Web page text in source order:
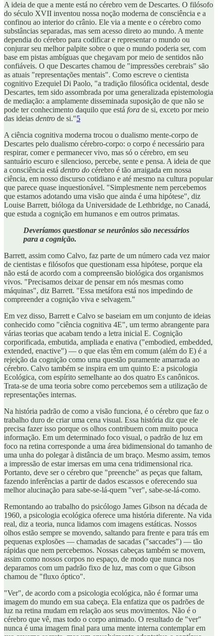
A ideia de que a mente está no cérebro vem de Descartes. O filósofo
do século XVII inventou nossa noção moderna de consciência e a
confinou ao interior do crânio. Ele via a mente e o cérebro como
substâncias separadas, mas sem acesso direto ao mundo. A mente
dependia do cérebro para codificar e representar o mundo ou
conjurar seu melhor palpite sobre o que o mundo poderia ser, com
base em pistas ambíguas que chegavam por meio de sentidos não
confiáveis. O que Descartes chamou de "impressões cerebrais" são
as atuais "representações mentais". Como escreve o cientista
cognitivo Ezequiel Di Paolo, "a tradição filosófica ocidental, desde
Descartes, tem sido assombrada por uma generalizada epistemologia
de mediação: a amplamente disseminada suposição de que não se
pode ter conhecimento daquilo que está fora de si, exceto por meio
das ideias dentro de si."5
A ciência cognitiva moderna trocou o dualismo mente-corpo de
Descartes pelo dualismo cérebro-corpo: o corpo é necessário para
respirar, comer e permanecer vivo, mas só o cérebro, em seu
santuário escuro e silencioso, percebe, sente e pensa. A ideia de que
a consciência está dentro do cérebro é tão arraigada em nossa
ciência, em nosso discurso cotidiano e até mesmo na cultura popular
que parece quase inquestionável. "Simplesmente nem percebemos
que estamos adotando uma visão que ainda é uma hipótese", diz
Louise Barrett, bióloga da Universidade de Lethbridge, no Canadá,
que estuda a cognição em humanos e em outros primatas.
Deveríamos questionar se neurônios são necessários
para a cognição.
Barrett, assim como Calvo, faz parte de um número cada vez maior
de cientistas e filósofos que questionam essa hipótese, porque ela
não está de acordo com a compreensão biológica dos organismos
vivos. "Precisamos deixar de pensar em nós mesmas como
máquinas", diz Barrett. "Essa metáfora está nos impedindo de
compreender a cognição viva e selvagem."
Em vez disso, Barrett e Calvo se baseiam em um conjunto de ideias
conhecido como "ciência cognitiva 4E", um termo abrangente para
várias teorias que acabam tendo a letra inicial E. Cognição
corporificada, embutida, ampliada e enativa ("embodied, embedded,
extended, enactive") — o que elas têm em comum (além do E) é a
rejeição da cognição como uma questão puramente amarrada ao
cérebro. Calvo também se inspira em um quinto E: a psicologia
Ecológica, com espírito semelhante ao dos quatro Es canônicos.
Trata-se de uma teoria sobre como percebemos sem a utilização de
representações internas.
Na história padrão de como a visão funciona, é o cérebro que faz o
trabalho duro de criar uma cena visual. Essa história diz que ele
precisa fazer isso porque os olhos contribuem com muito pouca
informação. Em um determinado foco visual, o padrão de luz em
foco na retina corresponde a uma área bidimensional do tamanho de
uma unha do polegar à distância de um braço. Mesmo assim, temos
a impressão de estar imersas em uma cena tridimensional rica.
Portanto, deve ser o cérebro que "preenche" as peças que faltam,
fazendo inferências a partir de dados escassos e oferecendo sua
melhor alucinação para sabe-se-lá-quem "ver", sabe-se-lá-como.
Remontando ao trabalho do psicólogo James Gibson na década de
1960, a psicologia ecológica oferece uma história diferente. Na vida
real, diz a teoria, nunca lidamos com imagens estáticas. Nossos
olhos estão sempre se movendo, saltando para frente e para trás em
pequenas explosões — chamadas de sacadas ("saccades") — tão
rápidas que nem percebemos. Nossas cabeças também se movem,
assim como nossos corpos no espaço, de modo que nunca nos
deparamos com um padrão fixo de luz, mas com o que Gibson
chamou de "fluxo óptico".
"Ver", de acordo com a psicologia ecológica, não é formar uma
imagem do mundo em sua cabeça. Ela enfatiza que os padrões de
luz na retina mudam em relação aos seus movimentos. Não é o
cérebro que vê, mas todo o corpo animado. O resultado de "ver"
nunca é uma imagem final para uma mente interna contemplar em